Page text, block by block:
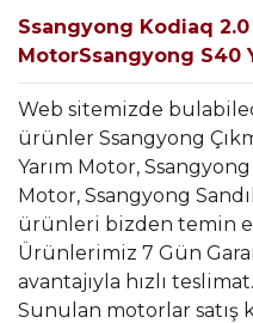
Ssangyong Kodiaq
MotorSsangyong S40
Web sitemizde
ürünler Ssangyong
Yarım Motor,
Motor, Ssangyong
ürünleri bizden temin
Ürünlerimiz 7 Gün
avantajıyla hızlı teslimat.
Sunulan motorlar satış